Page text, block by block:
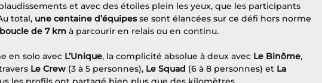
et avec des étoiles plein les yeux, que les participants
total, une centaine d’équipes se sont élancées sur ce défi hors norme
boucle de 7 km à parcourir en relais ou en continu.
en solo avec L’Unique, la complicité absolue à deux avec Le Binôme,
Le Crew (3 à 5 personnes), Le Squad (6 à 8 personnes) et La